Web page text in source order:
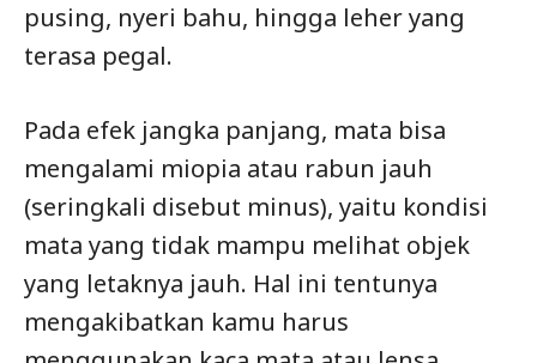
pusing, nyeri bahu, hingga leher yang
terasa pegal.
Pada efek jangka panjang, mata bisa
mengalami miopia atau rabun jauh
(seringkali disebut minus), yaitu kondisi
mata yang tidak mampu melihat objek
yang letaknya jauh. Hal ini tentunya
mengakibatkan kamu harus